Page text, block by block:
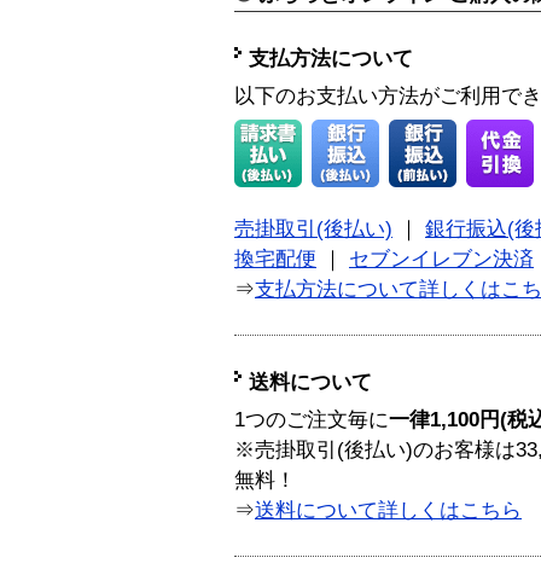
支払方法について
以下のお支払い方法がご利用で
売掛取引(後払い)
銀行振込(後
換宅配便
セブンイレブン決済
⇒支払方法について詳しくはこ
送料について
1つのご注文毎に一律1,100円(税
※売掛取引(後払い)のお客様は
無料！
⇒送料について詳しくはこちら